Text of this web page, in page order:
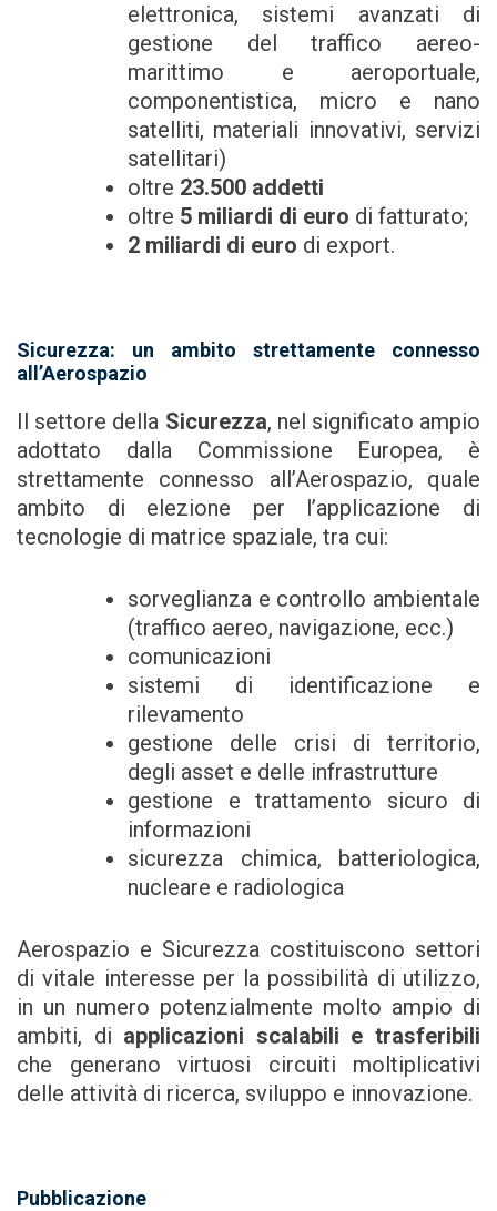
elettronica, sistemi avanzati di
gestione del traffico aereo-
marittimo e aeroportuale,
componentistica, micro e nano
satelliti, materiali innovativi, servizi
satellitari)
oltre 23.500 addetti
oltre 5 miliardi di euro di fatturato;
2 miliardi di euro di export.
Sicurezza: un ambito strettamente connesso
all’Aerospazio
Il settore della Sicurezza, nel significato ampio
adottato dalla Commissione Europea, è
strettamente connesso all’Aerospazio, quale
ambito di elezione per l’applicazione di
tecnologie di matrice spaziale, tra cui:
sorveglianza e controllo ambientale
(traffico aereo, navigazione, ecc.)
comunicazioni
sistemi di identificazione e
rilevamento
gestione delle crisi di territorio,
degli asset e delle infrastrutture
gestione e trattamento sicuro di
informazioni
sicurezza chimica, batteriologica,
nucleare e radiologica
Aerospazio e Sicurezza costituiscono settori
di vitale interesse per la possibilità di utilizzo,
in un numero potenzialmente molto ampio di
ambiti, di applicazioni scalabili e trasferibili
che generano virtuosi circuiti moltiplicativi
delle attività di ricerca, sviluppo e innovazione.
Pubblicazione